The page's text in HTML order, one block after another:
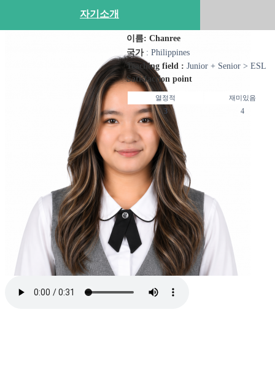
자기소개
이름: Chanree
국가 : Philippines
Teaching field : Junior + Senior > ESL
Satisfaction point
열정적 재미있음
3 4